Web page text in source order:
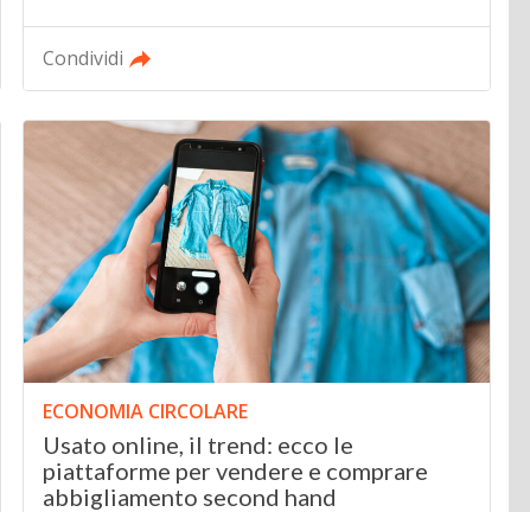
Condividi
ECONOMIA CIRCOLARE
Usato online, il trend: ecco le
piattaforme per vendere e comprare
abbigliamento second hand